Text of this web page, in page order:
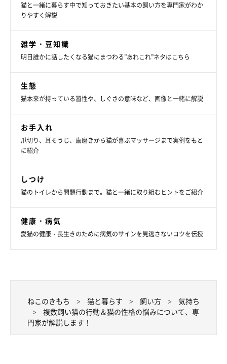
今後もずっと静かにするのは大変なので、ごはん中に音楽を流す
などして、生活音に慣れさせましょう。その際、猫が不快に感じ
ない程度に、少しずつ音量を上げていくといいですね。また、あ
まり人が通らない廊下の端などで食べさせることから始め、徐々
に食べる場所をリビングに近づけていく方法もあります。
甘えん坊で、おねだりをしてくる
猫と一緒に暮らす中で知っておきたい基本の飼い方を専門家がわか
りやすく解説
雑学・豆知識
明日誰かに話したくなる猫にまつわる”あれこれ”ネタはこちら
生態
猫本来が持っている習性や、しぐさの意味など、画像と一緒に解説
お手入れ
爪切り、耳そうじ、歯磨きから猫が喜ぶマッサージまで実例をもと
に紹介
しつけ
猫のトイレから問題行動まで。猫と一緒に取り組むヒントをご紹介
健康・病気
愛猫の健康・長生きのために病気のサインを見逃さないコツを伝授
ねこのきもち 猫と暮らす 飼い方
気持ち
複数飼い猫の行動＆猫の性格の悩みについて、専
門家が解説します！